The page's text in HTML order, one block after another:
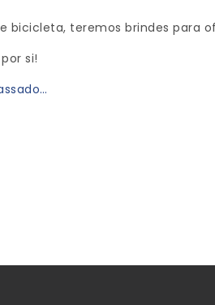
bicicleta, teremos brindes para
si!